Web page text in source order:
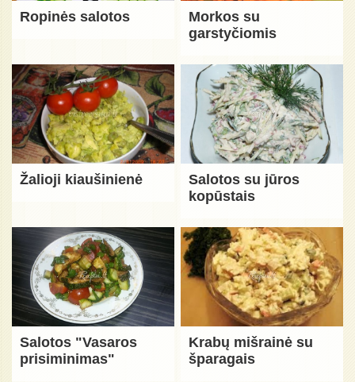
Ropinės salotos
Morkos su
garstyčiomis
Žalioji kiaušinienė
Salotos su jūros
kopūstais
Salotos "Vasaros
prisiminimas"
Krabų mišrainė su
šparagais